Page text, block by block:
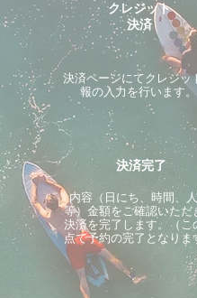
クレジット
決済
決済ページにてクレジッ
報の入力を行います。
決済完了
内容（日にち、時間、
等）金額をご確認いただ
決済を完了します。（こ
点で予約の完了となりま